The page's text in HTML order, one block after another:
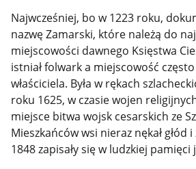
Najwcześniej, bo w 1223 roku,
nazwę Zamarski, które należą do
miejscowości dawnego Księstwa
istniał folwark a miejscowość często
właściciela. Była w rękach
roku 1625, w czasie wojen
miejsce bitwa wojsk cesarskich ze
Mieszkańców wsi nieraz nękał głód
1848 zapisały się w ludzkiej pamięci